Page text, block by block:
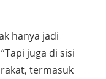
hanya jadi
juga di sisi
termasuk